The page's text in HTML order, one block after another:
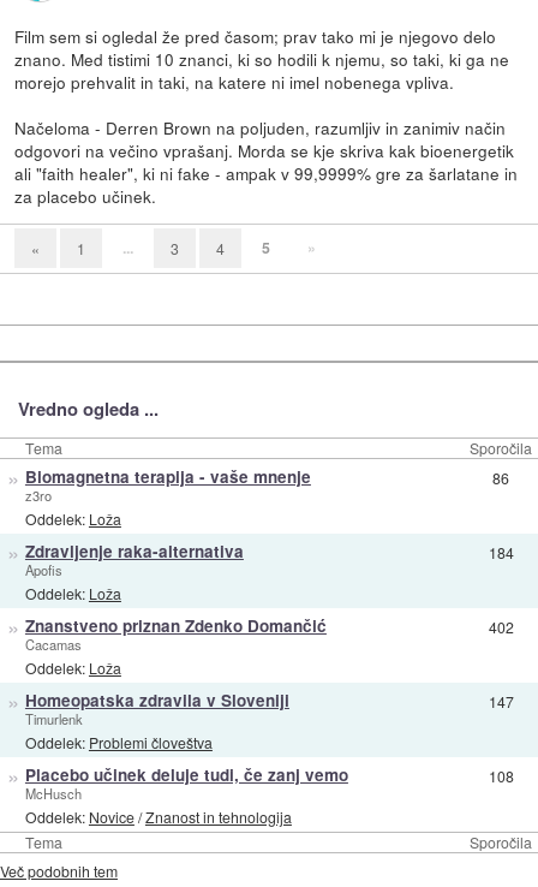
Film sem si ogledal že pred časom; prav tako mi je njegovo delo
znano. Med tistimi 10 znanci, ki so hodili k njemu, so taki, ki ga ne
morejo prehvalit in taki, na katere ni imel nobenega vpliva.
Načeloma - Derren Brown na poljuden, razumljiv in zanimiv način
odgovori na večino vprašanj. Morda se kje skriva kak bioenergetik
ali "faith healer", ki ni fake - ampak v 99,9999% gre za šarlatane in
za placebo učinek.
« 1 ... 3 4 5 »
Vredno ogleda ...
Tema Sporočila
Tema Sporočila
» Biomagnetna terapija - vaše mnenje
z3ro
Oddelek: Loža
86
» Zdravljenje raka-alternativa
Apofis
Oddelek: Loža
184
» Znanstveno priznan Zdenko Domančić
Cacamas
Oddelek: Loža
402
» Homeopatska zdravila v Sloveniji
Timurlenk
Oddelek: Problemi človeštva
147
» Placebo učinek deluje tudi, če zanj vemo
McHusch
Oddelek: Novice/Znanost in tehnologija
108
Več podobnih tem